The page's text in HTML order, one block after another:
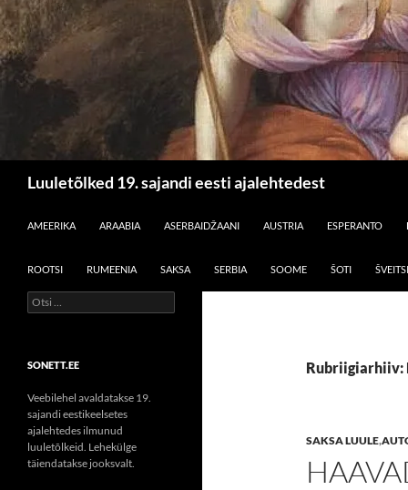
Luuletõlked 19. sajandi eesti ajalehtedest
AMEERIKA
ARAABIA ASERBAIDŽAANI AUSTRIA ESPERANTO
ROOTSI RUMEENIA SAKSA SERBIA SOOME ŠOTI ŠVEITSI
Rubriigiarhiiv:
SAKSA LUULE,
Otsi:
SONETT.EE
Veebilehel avaldatakse 19.
sajandi eestikeelsetes
ajalehtedes ilmunud
luuletõlkeid. Lehekülge
täiendatakse jooksvalt.